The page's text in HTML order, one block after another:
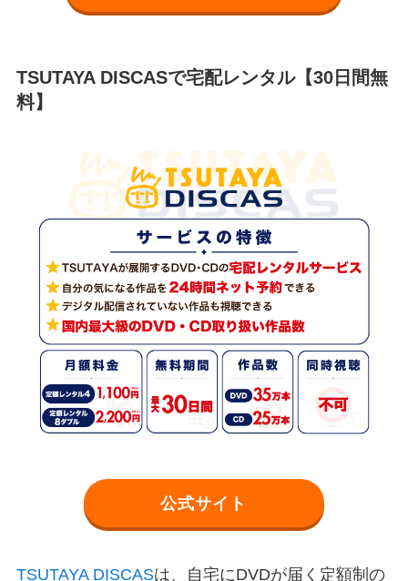
TSUTAYA DISCASで宅配レンタル【30日間無
料】
公式サイト
TSUTAYA DISCASは、自宅にDVDが届く定額制の